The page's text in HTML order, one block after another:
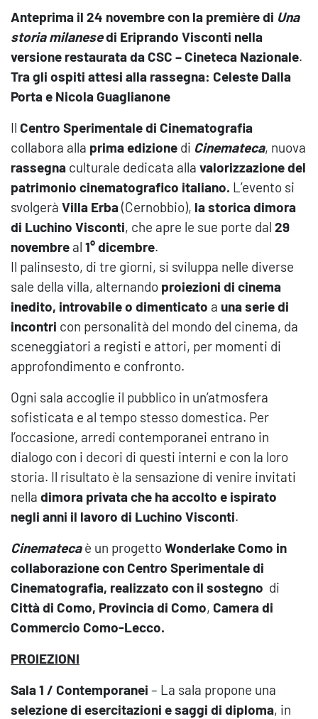
Anteprima il 24 novembre con la première di Una
storia milanesedi Eriprando Visconti nella
versione restaurata da CSC – Cineteca Nazionale.
Tra gli ospiti attesi alla rassegna: Celeste Dalla
Porta e Nicola Guaglianone
Il Centro Sperimentale di Cinematografia
collabora alla prima edizione di Cinemateca, nuova
rassegna culturale dedicata alla valorizzazione del
patrimonio cinematografico italiano. L’evento si
svolgerà Villa Erba(Cernobbio), la storica dimora
di Luchino Visconti, che apre le sue porte dal 29
novembre al 1° dicembre.
Il palinsesto, di tre giorni, si sviluppa nelle diverse
sale della villa, alternando proiezioni di cinema
inedito, introvabile o dimenticato a una serie di
incontri con personalità del mondo del cinema, da
sceneggiatori a registi e attori, per momenti di
approfondimento e confronto.
Ogni sala accoglie il pubblico in un’atmosfera
sofisticata e al tempo stesso domestica. Per
l’occasione, arredi contemporanei entrano in
dialogo con i decori di questi interni e con la loro
storia. Il risultato è la sensazione di venire invitati
nella dimora privata che ha accolto e ispirato
negli anni il lavoro di Luchino Visconti.
Cinematecaè un progettoWonderlake Como in
collaborazione con Centro Sperimentale di
Cinematografia, realizzato con il sostegno di
Città di Como, Provincia di Como, Camera di
Commercio Como-Lecco.
PROIEZIONI
Sala 1 / Contemporanei – La sala propone una
selezione di esercitazioni e saggi di diploma, in